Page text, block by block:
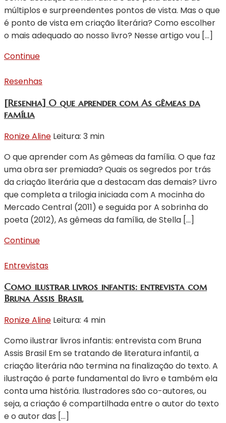
múltiplos e surpreendentes pontos de vista. Mas o que
é ponto de vista em criação literária? Como escolher
o mais adequado ao nosso livro? Nesse artigo vou […]
Continue
Resenhas
[Resenha] O que aprender com As gêmeas da
família
Ronize Aline Leitura: 3 min
O que aprender com As gêmeas da família. O que faz
uma obra ser premiada? Quais os segredos por trás
da criação literária que a destacam das demais? Livro
que completa a trilogia iniciada com A mocinha do
Mercado Central (2011) e seguida por A sobrinha do
poeta (2012), As gêmeas da família, de Stella […]
Continue
Entrevistas
Como ilustrar livros infantis: entrevista com
Bruna Assis Brasil
Ronize Aline Leitura: 4 min
Como ilustrar livros infantis: entrevista com Bruna
Assis Brasil Em se tratando de literatura infantil, a
criação literária não termina na finalização do texto. A
ilustração é parte fundamental do livro e também ela
conta uma história. Ilustradores são co-autores, ou
seja, a criação é compartilhada entre o autor do texto
e o autor das […]